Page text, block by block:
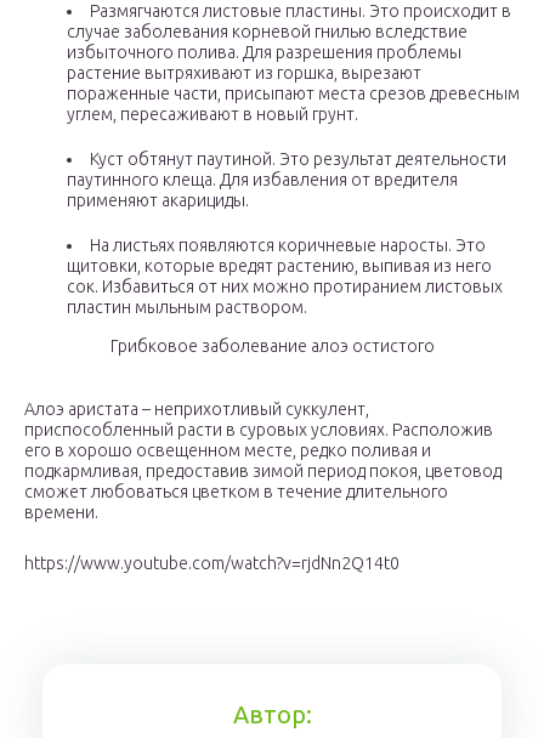
Размягчаются листовые пластины. Это происходит в
случае заболевания корневой гнилью вследствие
избыточного полива. Для разрешения проблемы
растение вытряхивают из горшка, вырезают
пораженные части, присыпают места срезов древесным
углем, пересаживают в новый грунт.
Куст обтянут паутиной. Это результат деятельности
паутинного клеща. Для избавления от вредителя
применяют акарициды.
На листьях появляются коричневые наросты. Это
щитовки, которые вредят растению, выпивая из него
сок. Избавиться от них можно протиранием листовых
пластин мыльным раствором.
Грибковое заболевание алоэ остистого
Алоэ аристата – неприхотливый суккулент,
приспособленный расти в суровых условиях. Расположив
его в хорошо освещенном месте, редко поливая и
подкармливая, предоставив зимой период покоя, цветовод
сможет любоваться цветком в течение длительного
времени.
https://www.youtube.com/watch?v=rjdNn2Q14t0
Автор: